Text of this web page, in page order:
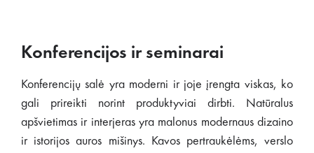
Konferencijos ir seminarai
Konferencijų salė yra moderni ir joje įrengta viskas, ko
gali prireikti norint produktyviai dirbti. Natūralus
apšvietimas ir interjeras yra malonus modernaus dizaino
ir istorijos auros mišinys. Kavos pertraukėlėms, verslo